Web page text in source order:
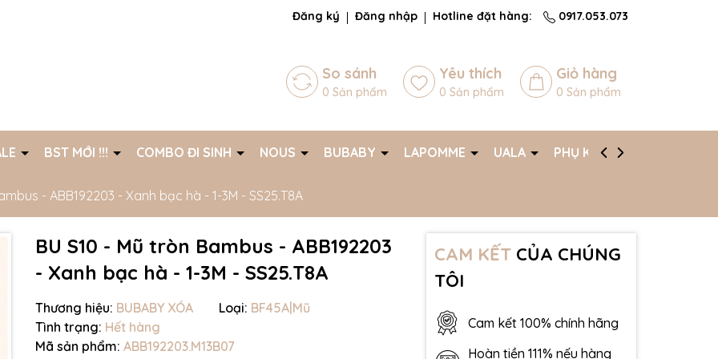
chờ đợi bạn Đăng ký Đăng nhập Hotline đặt hàng: 0917.053.073
So sánh
0 Sản phẩm
Yêu thích
0 Sản phẩm
Giỏ hàng
0 Sản phẩm
BST MỚI !!! COMBO ĐI SINH NOUS BUBABY LAPOMME UALA PHỤ KIỆN
- ABB192203 - Xanh bạc hà - 1-3M - SS25.T8A
BU S10 - Mũ tròn Bambus - ABB192203
- Xanh bạc hà - 1-3M - SS25.T8A
Thương hiệu: BUBABY XÓA Loại: BF45A|Mũ
Tình trạng: Hết hàng
Mã sản phẩm: ABB192203.M13B07
CAM KẾTCỦA CHÚNG
TÔI
Cam kết 100% chính hãng
Hoàn tiền 111% nếu hàng
Mã giảm giá: